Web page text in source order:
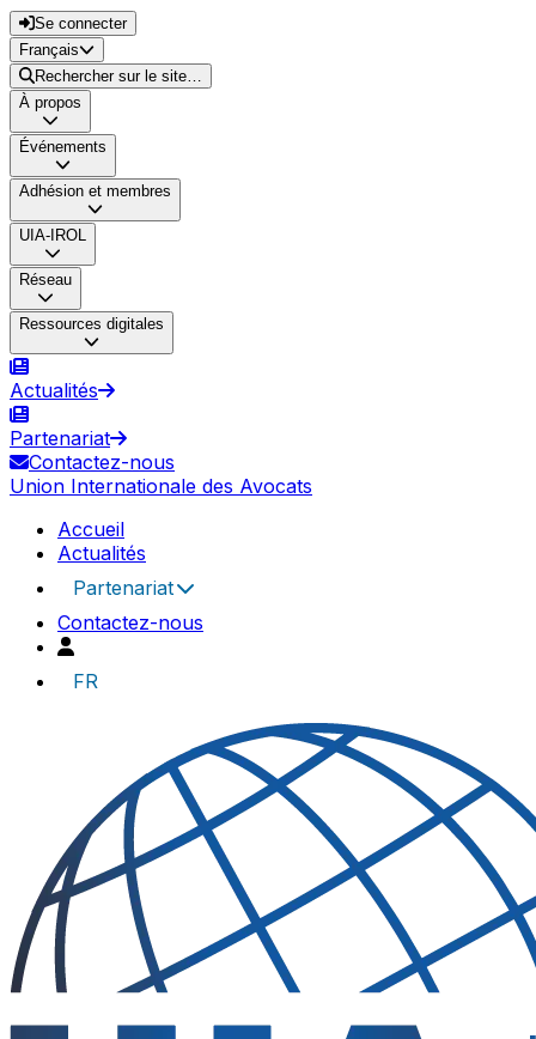
Se connecter
Français
Rechercher sur le site…
À propos
Événements
Adhésion et membres
UIA-IROL
Réseau
Ressources digitales
Actualités
Partenariat
Contactez-nous
Union Internationale des Avocats
Accueil
Actualités
Partenariat
Contactez-nous
FR